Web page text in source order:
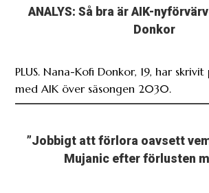
ANALYS: Så bra är AIK-
Donkor
PLUS. Nana-Kofi Donkor, 19, har
med AIK över säsongen 2030.
”Jobbigt att förlora oavsett
Mujanic efter förlusten